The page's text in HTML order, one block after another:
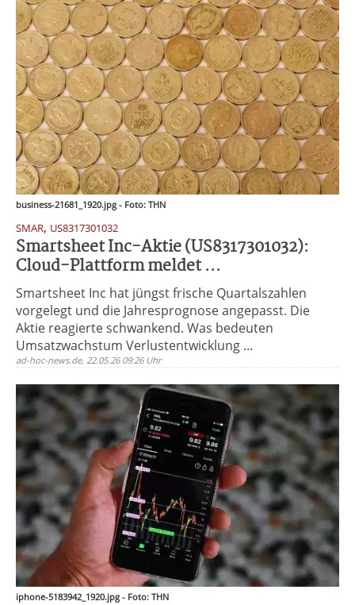
business-21681_1920.jpg - Foto: THN
SMAR, US8317301032
Smartsheet Inc-Aktie (US8317301032):
Cloud-Plattform meldet ...
Smartsheet Inc hat jüngst frische Quartalszahlen
vorgelegt und die Jahresprognose angepasst. Die
Aktie reagierte schwankend. Was bedeuten
Umsatzwachstum Verlustentwicklung ...
ad-hoc-news.de, 22.05.26 09:26 Uhr
iphone-5183942_1920.jpg - Foto: THN